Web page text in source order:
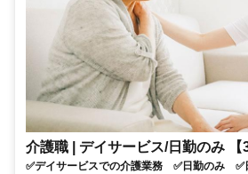
介護職 | デイサービス/日勤のみ 【
✅デイサービスでの介護業務 ✅日勤のみ